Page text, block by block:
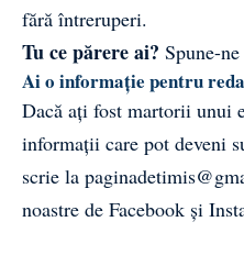
fără întreruperi.
Tu ce părere ai? Spune-
Ai o informație pentru
Dacă ați fost martorii unui
informații care pot deveni
scrie la
noastre de Facebook și